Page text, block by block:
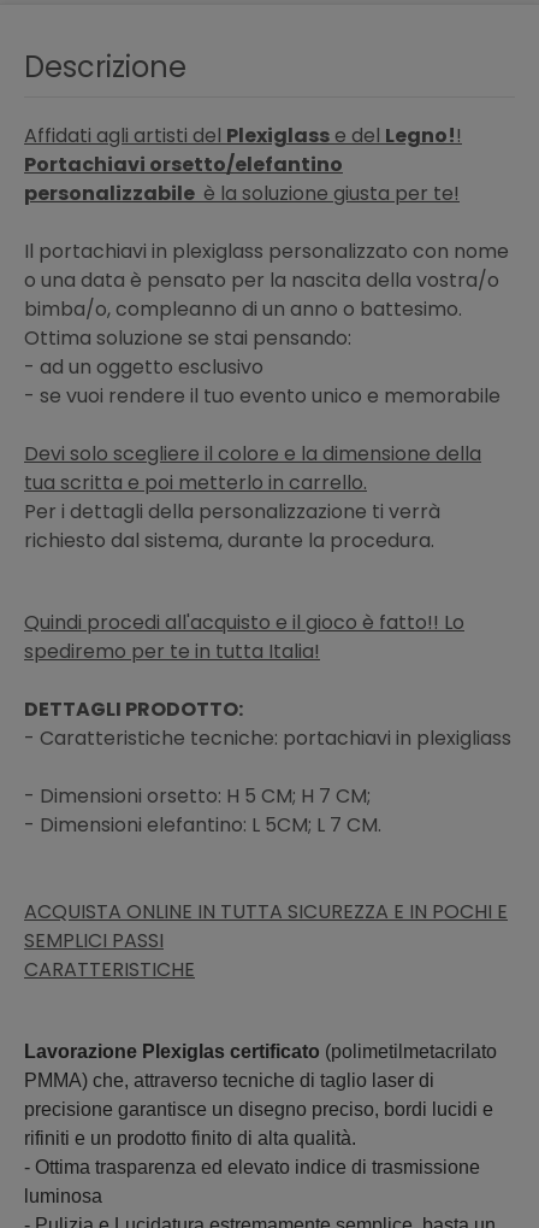
Descrizione
Affidati agli artisti del Plexiglasse del Legno!!
Portachiavi orsetto/elefantino
personalizzabile è la soluzione giusta per te!
Il portachiavi in plexiglass personalizzato con nome
o una data è pensato per la nascita della vostra/o
bimba/o, compleanno di un anno o battesimo.
Ottima soluzione se stai pensando:
- ad un oggetto esclusivo
- se vuoi rendere il tuo evento unico e memorabile
Devi solo scegliere il colore e la dimensione della
tua scritta e poi metterlo in carrello.
Per i dettagli della personalizzazione ti verrà
richiesto dal sistema, durante la procedura.
Quindi procedi all'acquisto e il gioco è fatto!! Lo
spediremo per te in tutta Italia!
DETTAGLI PRODOTTO:
- Caratteristiche tecniche: portachiavi in plexigliass
- Dimensioni orsetto: H 5 CM; H 7 CM;
- Dimensioni elefantino: L 5CM; L 7 CM.
ACQUISTA ONLINE IN TUTTA SICUREZZA E IN POCHI E
SEMPLICI PASSI
CARATTERISTICHE
Lavorazione Plexiglas certificato (polimetilmetacrilato
PMMA) che, attraverso tecniche di taglio laser di
precisione garantisce un disegno preciso, bordi lucidi e
rifiniti e un prodotto finito di alta qualità.
- Ottima trasparenza ed elevato indice di trasmissione
luminosa